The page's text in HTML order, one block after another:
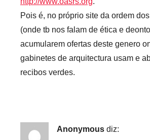
Pois é, no próprio site da ordem
(onde tb nos falam de ética e
acumularem ofertas deste genero
gabinetes de arquitectura usam e
recibos verdes.
Anonymous diz: